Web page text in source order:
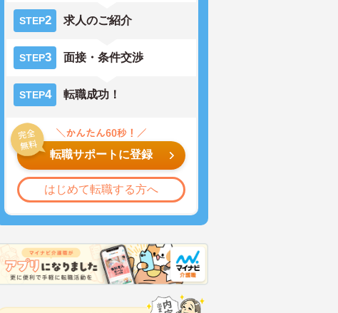
STEP2 求人のご紹介
STEP3 面接・条件交渉
STEP4 転職成功！
転職サポートに登録
はじめて転職する方へ